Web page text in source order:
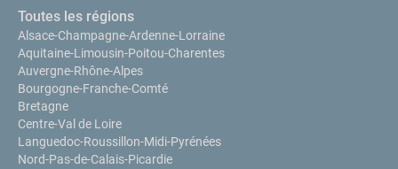
Toutes les régions
Alsace-Champagne-Ardenne-Lorraine
Aquitaine-Limousin-Poitou-Charentes
Auvergne-Rhône-Alpes
Bourgogne-Franche-Comté
Bretagne
Centre-Val de Loire
Languedoc-Roussillon-Midi-Pyrénées
Nord-Pas-de-Calais-Picardie